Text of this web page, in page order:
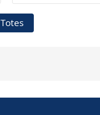
locals 2026-2027»
Totes